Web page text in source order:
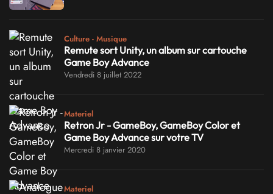
Culture - Musique
Remute sort Unity, un album sur cartouche
Game Boy Advance
Vendredi 8 juillet 2022
Materiel
Retron Jr - GameBoy, GameBoy Color et
Game Boy Advance sur votre TV
Mercredi 8 janvier 2020
Materiel